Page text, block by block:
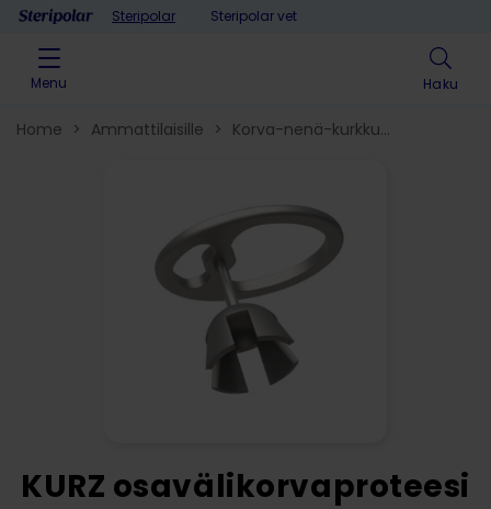
Skip to contentSteripolar Steripolar vet
Menu Haku
Home > Ammattilaisille > Korva-nenä-kurkku​
KURZ osavälikorvaproteesi